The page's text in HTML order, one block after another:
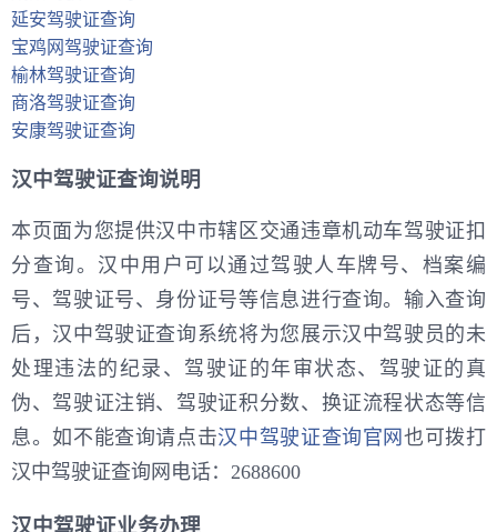
延安驾驶证查询
宝鸡网驾驶证查询
榆林驾驶证查询
商洛驾驶证查询
安康驾驶证查询
汉中驾驶证查询说明
本页面为您提供汉中市辖区交通违章机动车驾驶证扣
分查询。汉中用户可以通过驾驶人车牌号、档案编
号、驾驶证号、身份证号等信息进行查询。输入查询
后，汉中驾驶证查询系统将为您展示汉中驾驶员的未
处理违法的纪录、驾驶证的年审状态、驾驶证的真
伪、驾驶证注销、驾驶证积分数、换证流程状态等信
息。如不能查询请点击汉中驾驶证查询官网也可拨打
汉中驾驶证查询网电话：2688600
汉中驾驶证业务办理